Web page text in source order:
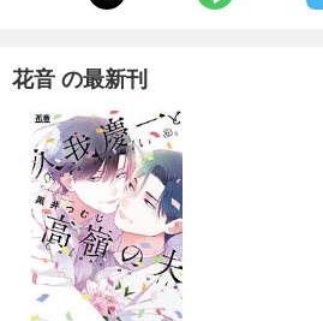
花音 の最新刊